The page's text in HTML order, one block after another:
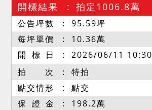
開標結果
拍定1006.8萬
公告坪數 95.59坪
每坪單價
10.36萬
開 標 日
2026/06/11 10:30
拍 次
特拍
點交情形
點交
保 證 金
198.2萬